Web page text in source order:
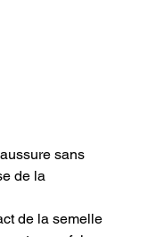
sans
de la
de la semelle